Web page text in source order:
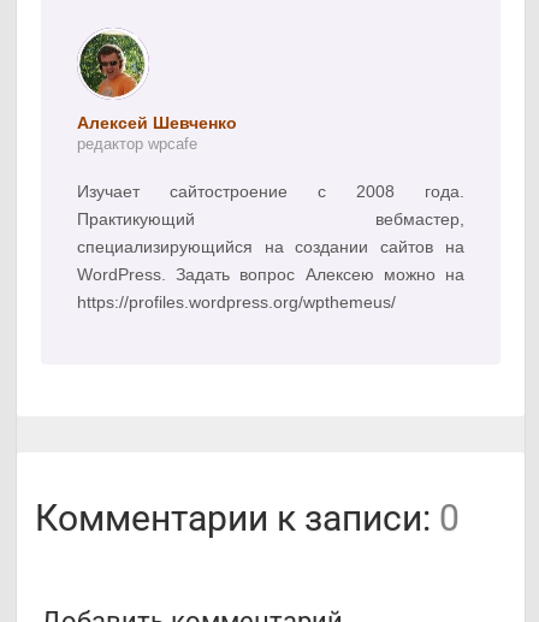
Алексей Шевченко
редактор wpcafe
Изучает сайтостроение с 2008 года.
Практикующий вебмастер,
специализирующийся на создании сайтов на
WordPress. Задать вопрос Алексею можно на
https://profiles.wordpress.org/wpthemeus/
Комментарии к записи: 0